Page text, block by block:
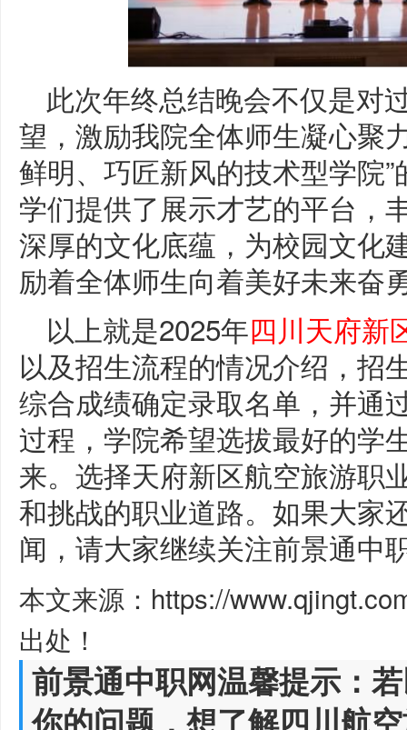
此次年终总结晚会不仅是对
望，激励我院全体师生凝心聚
鲜明、巧匠新风的技术型学院
学们提供了展示才艺的平台，
深厚的文化底蕴，为校园文化
励着全体师生向着美好未来奋
以上就是2025年四川天府新
以及招生流程的情况介绍，招
综合成绩确定录取名单，并通
过程，学院希望选拔最好的学
来。选择天府新区航空旅游职
和挑战的职业道路。如果大家
闻，请大家继续关注前景通中
本文来源：https://
出处！
前景通中职网温馨提示：
你的问题，想了解四川航